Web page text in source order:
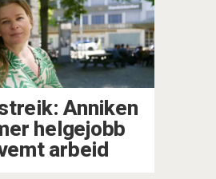
Anniken
helgejobb
arbeid